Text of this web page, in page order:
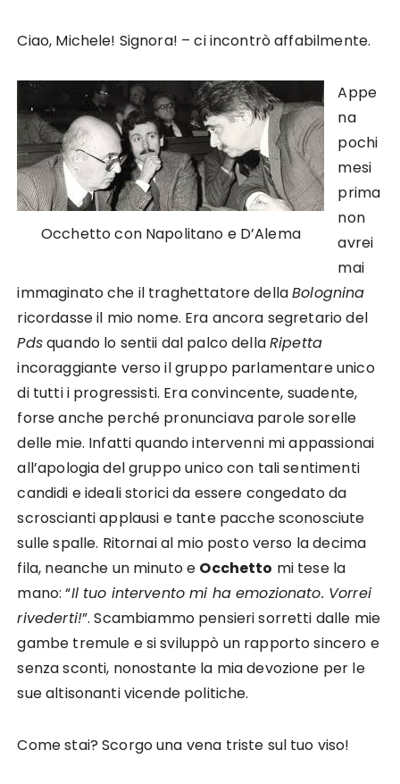
Ciao, Michele! Signora! – ci incontrò affabilmente.
Occhetto con Napolitano e D’Alema
Appe
na
pochi
mesi
prima
non
avrei
mai
immaginato che il traghettatore dellaBolognina
ricordasse il mio nome. Era ancora segretario del
Pdsquando lo sentii dal palco dellaRipetta
incoraggiante verso il gruppo parlamentare unico
di tutti i progressisti. Era convincente, suadente,
forse anche perché pronunciava parole sorelle
delle mie. Infatti quando intervenni mi appassionai
all’apologia del gruppo unico con tali sentimenti
candidi e ideali storici da essere congedato da
scroscianti applausi e tante pacche sconosciute
sulle spalle. Ritornai al mio posto verso la decima
fila, neanche un minuto e Occhetto mi tese la
mano: “Il tuo intervento mi ha emozionato. Vorrei
rivederti!”. Scambiammo pensieri sorretti dalle mie
gambe tremule e si sviluppò un rapporto sincero e
senza sconti, nonostante la mia devozione per le
sue altisonanti vicende politiche.
Come stai? Scorgo una vena triste sul tuo viso!